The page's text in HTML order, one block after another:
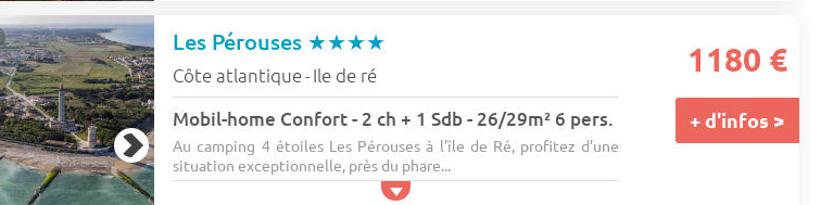
Les Pérouses ★★★★
Côte atlantique- Ile de ré
Mobil-home Confort - 2 ch + 1 Sdb - 26/29m² 6 pers.
Au camping 4 étoiles Les Pérouses à l’île de Ré, profitez d’une
situation exceptionnelle, près du phare...
1180 €
+ d'infos >